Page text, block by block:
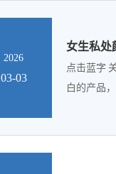
2026
03-03
女生私处
点击蓝字
白的产品